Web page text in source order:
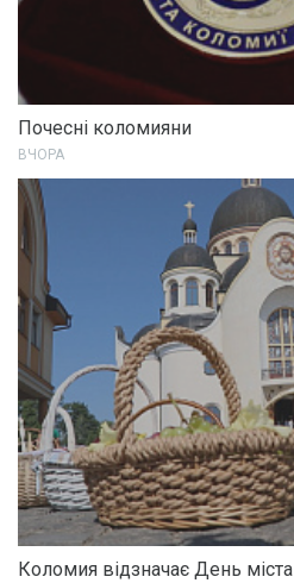
Почесні коломияни
ВЧОРА
Коломия відзначає День міста